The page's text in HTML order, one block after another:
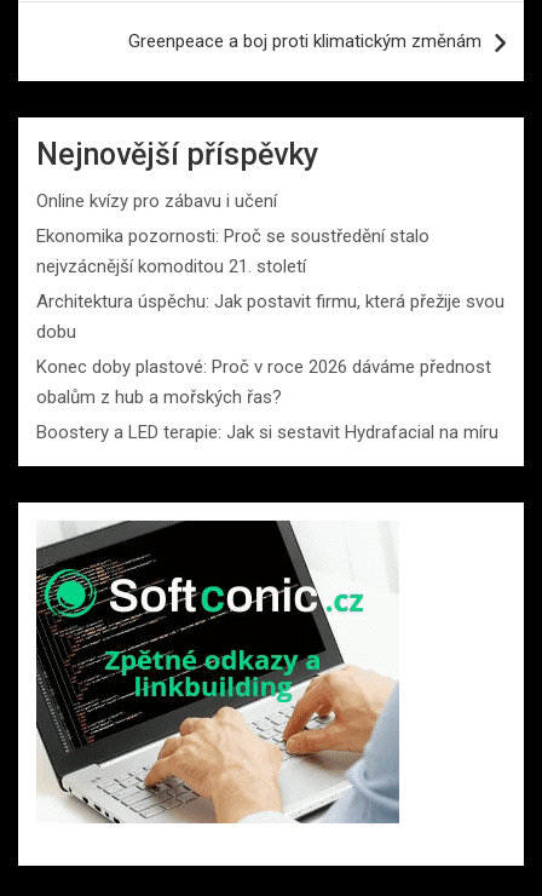
Greenpeace a boj proti klimatickým změnám
Nejnovější příspěvky
Online kvízy pro zábavu i učení
Ekonomika pozornosti: Proč se soustředění stalo
nejvzácnější komoditou 21. století
Architektura úspěchu: Jak postavit firmu, která přežije svou
dobu
Konec doby plastové: Proč v roce 2026 dáváme přednost
obalům z hub a mořských řas?
Boostery a LED terapie: Jak si sestavit Hydrafacial na míru